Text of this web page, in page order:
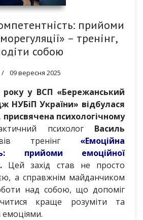
прийоми
– тренінг,
собою
09 вересня 2025
року у ВСП «Бережанський
НУБіП України» відбулася
психологічному
психолог Василь
тренінг «Емоційна
прийоми емоційної
Цей захід став не просто
а справжнім майданчиком
над собою, що допоміг
краще розуміти та
емоціями.